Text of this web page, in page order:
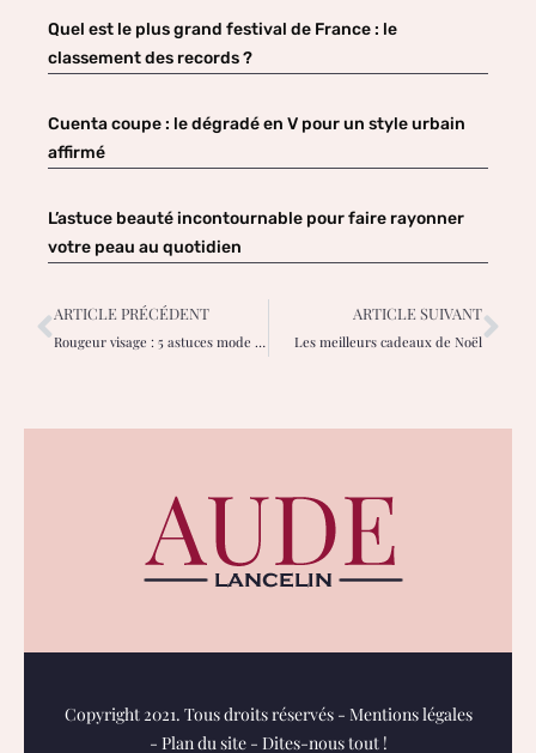
Quel est le plus grand festival de France : le
classement des records ?
Cuenta coupe : le dégradé en V pour un style urbain
affirmé
L’astuce beauté incontournable pour faire rayonner
votre peau au quotidien
ARTICLE PRÉCÉDENT
Rougeur visage : 5 astuces mode pour la dissimuler
ARTICLE SUIVANT
Les meilleurs cadeaux de Noël
Copyright 2021. Tous droits réservés - Mentions légales
- Plan du site- Dites-nous tout !